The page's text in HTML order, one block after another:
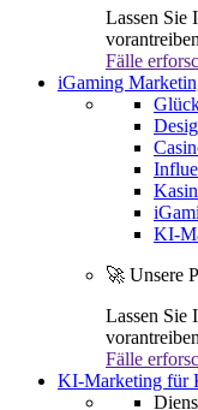
Lassen Sie
Fälle
iGaming
KI-
🚀 Unsere
Lassen Sie
Fälle
KI-Marketing für